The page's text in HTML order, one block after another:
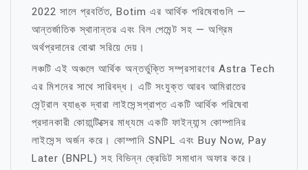
2022 সালে প্রবর্তিত, Botim এর আর্থিক পরিষেবাগুলি —
আন্তর্জাতিক স্থানান্তর এবং বিল পেমেন্ট সহ — অগ্রিম
অর্থপ্রদানের বোঝা সরিয়ে দেয়।
লঞ্চটি এই অঞ্চলে আর্থিক অন্তর্ভুক্তি সম্প্রসারণের Astra Tech
এর মিশনের সাথে সারিবদ্ধ। এটি সংযুক্ত আরব আমিরাতের
সেন্ট্রাল ব্যাঙ্ক দ্বারা লাইসেন্সপ্রাপ্ত একটি আর্থিক পরিষেবা
প্রদানকারী কোয়ান্টিক্সের মাধ্যমে একটি ফাইন্যান্স কোম্পানির
লাইসেন্স অর্জন করে। কোম্পানি SNPL এবং Buy Now, Pay
Later (BNPL) সহ বিভিন্ন ক্রেডিট সমাধান অফার করে।